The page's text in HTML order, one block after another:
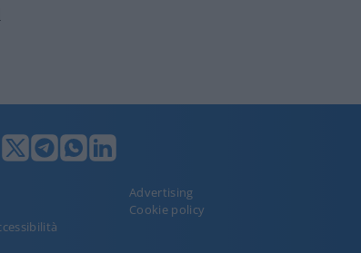
Advertising
Cookie policy